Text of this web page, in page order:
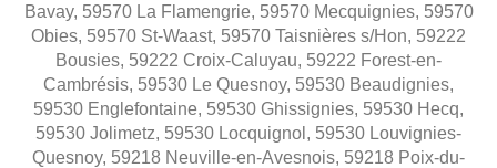
Bavay, 59570 La Flamengrie, 59570 Mecquignies, 59570
Obies, 59570 St-Waast, 59570 Taisnières s/Hon, 59222
Bousies, 59222 Croix-Caluyau, 59222 Forest-en-
Cambrésis, 59530 Le Quesnoy, 59530 Beaudignies,
59530 Englefontaine, 59530 Ghissignies, 59530 Hecq,
59530 Jolimetz, 59530 Locquignol, 59530 Louvignies-
Quesnoy, 59218 Neuville-en-Avesnois, 59218 Poix-du-